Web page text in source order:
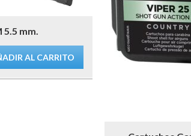
5.5 mm.
AL CARRITO